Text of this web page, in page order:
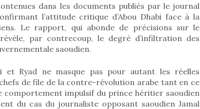
dans les documents publiés par le journal
l’attitude critique d’Abou Dhabi face à la
Le rapport, qui abonde de précisions sur le
par contrecoup, le degré d’infiltration des
saoudien.
et Ryad ne masque pas pour autant les réelles
de file de la contre-révolution arabe tant en ce
comportement impulsif du prince héritier saoudien
du cas du journaliste opposant saoudien Jamal